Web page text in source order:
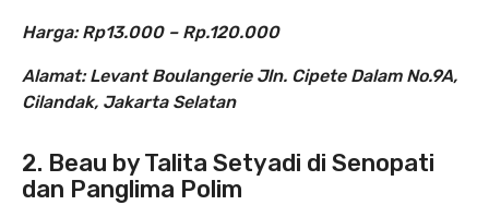
Harga: Rp13.000 – Rp.120.000
Alamat: Levant Boulangerie Jln. Cipete Dalam No.9A,
Cilandak, Jakarta Selatan
2. Beau by Talita Setyadi di Senopati
dan Panglima Polim